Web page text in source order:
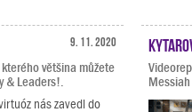
9. 11. 2020
většina můžete
& Leaders!.
nás zavedl do
Messiah